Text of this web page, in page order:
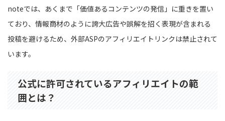
noteでは、あくまで「価値あるコンテンツの発信」に重きを置い
ており、情報商材のように誇大広告や誤解を招く表現が含まれる
投稿を避けるため、外部ASPのアフィリエイトリンクは禁止されて
います。
公式に許可されているアフィリエイトの範
囲とは？